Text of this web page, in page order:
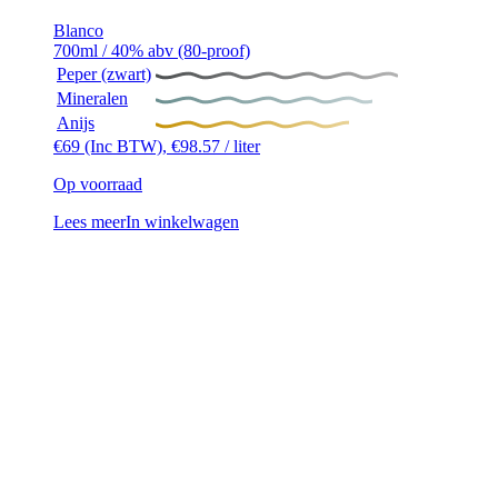
Blanco
700ml / 40% abv (80-proof)
Peper (zwart)
Mineralen
Anijs
€69 (Inc BTW), €98.57 / liter
Op voorraad
Lees meerIn winkelwagen